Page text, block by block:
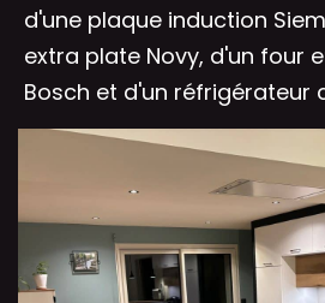
d'une plaque induction
extra plate Novy, d'un four
Bosch et d'un réfrigérateur